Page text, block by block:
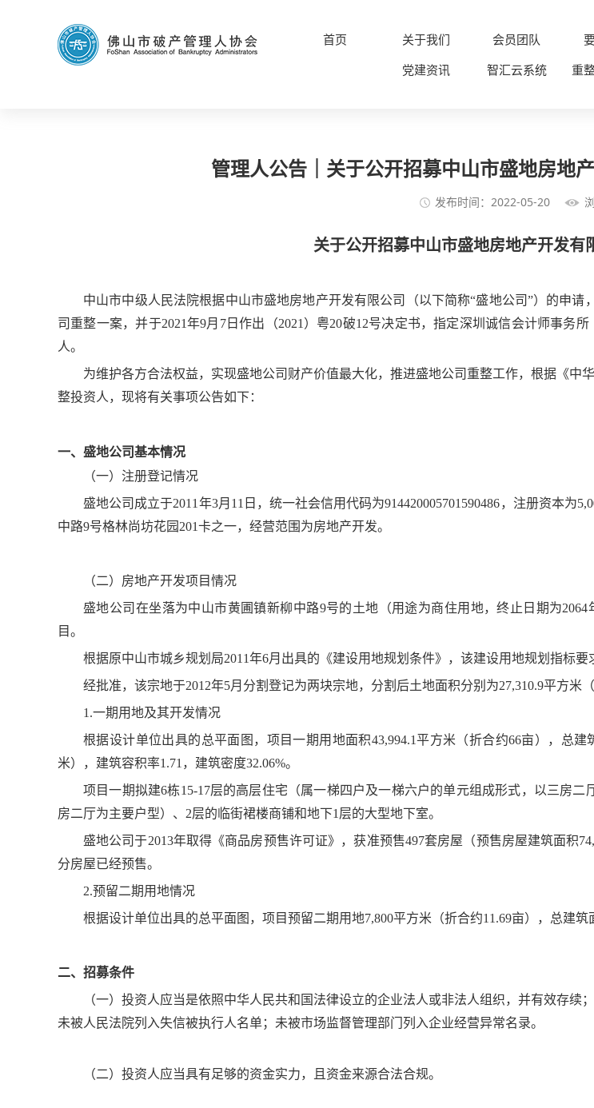
首页 关于我们 会员团队
党建资讯
智汇云系统 重
管理人公告｜关于公开招募中山市盛地房地
发布时间：2022-05-20
关于公开招募中山市盛地房地产开发有
中山市中级人民法院根据中山市盛地房地产开发有限公司（以下简称“盛地公司”）的申请
司重整一案，并于2021年9月7日作出（2021）粤20破12号决定书，指定深圳诚信会计师事务
人。
为维护各方合法权益，实现盛地公司财产价值最大化，推进盛地公司重整工作，根据《
整投资人，现将有关事项公告如下：
一、盛地公司基本情况
（一）注册登记情况
盛地公司成立于2011年3月11日，统一社会信用代码为914420005701590486，注册资本
中路9号格林尚坊花园201卡之一，经营范围为房地产开发。
（二）房地产开发项目情况
盛地公司在坐落为中山市黄圃镇新柳中路9号的土地（用途为商住用地，终止日期为
目。
根据原中山市城乡规划局2011年6月出具的《建设用地规划条件》，该建设用地规划指标要
经批准，该宗地于2012年5月分割登记为两块宗地，分割后土地面积分别为27,310.9平方米
1.一期用地及其开发情况
根据设计单位出具的总平面图，项目一期用地面积43,994.1平方米（折合约66亩），总建
米），建筑容积率1.71，建筑密度32.06%。
项目一期拟建6栋15-17层的高层住宅（属一梯四户及一梯六户的单元组成形式，以三房
房二厅为主要户型）、2层的临街裙楼商铺和地下1层的大型地下室。
盛地公司于2013年取得《商品房预售许可证》，获准预售497套房屋（预售房屋建筑面积
分房屋已经预售。
2.预留二期用地情况
根据设计单位出具的总平面图，项目预留二期用地7,800平方米（折合约11.69亩），总建
二、招募条件
（一）投资人应当是依照中华人民共和国法律设立的企业法人或非法人组织，并有效存
未被人民法院列入失信被执行人名单；未被市场监督管理部门列入企业经营异常名录。
（二）投资人应当具有足够的资金实力，且资金来源合法合规。